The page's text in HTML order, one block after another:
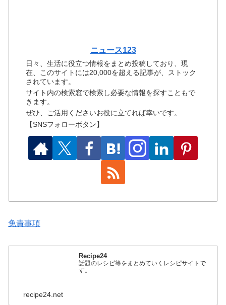
ニュース123
日々、生活に役立つ情報をまとめ投稿しており、現
在、このサイトには20,000を超える記事が、ストック
されています。
サイト内の検索窓で検索し必要な情報を探すこともで
きます。
ぜひ、ご活用くださいお役に立てれば幸いです。
【SNSフォローボタン】
免責事項
Recipe24
話題のレシピ等をまとめていくレシピサイトで
す。
recipe24.net